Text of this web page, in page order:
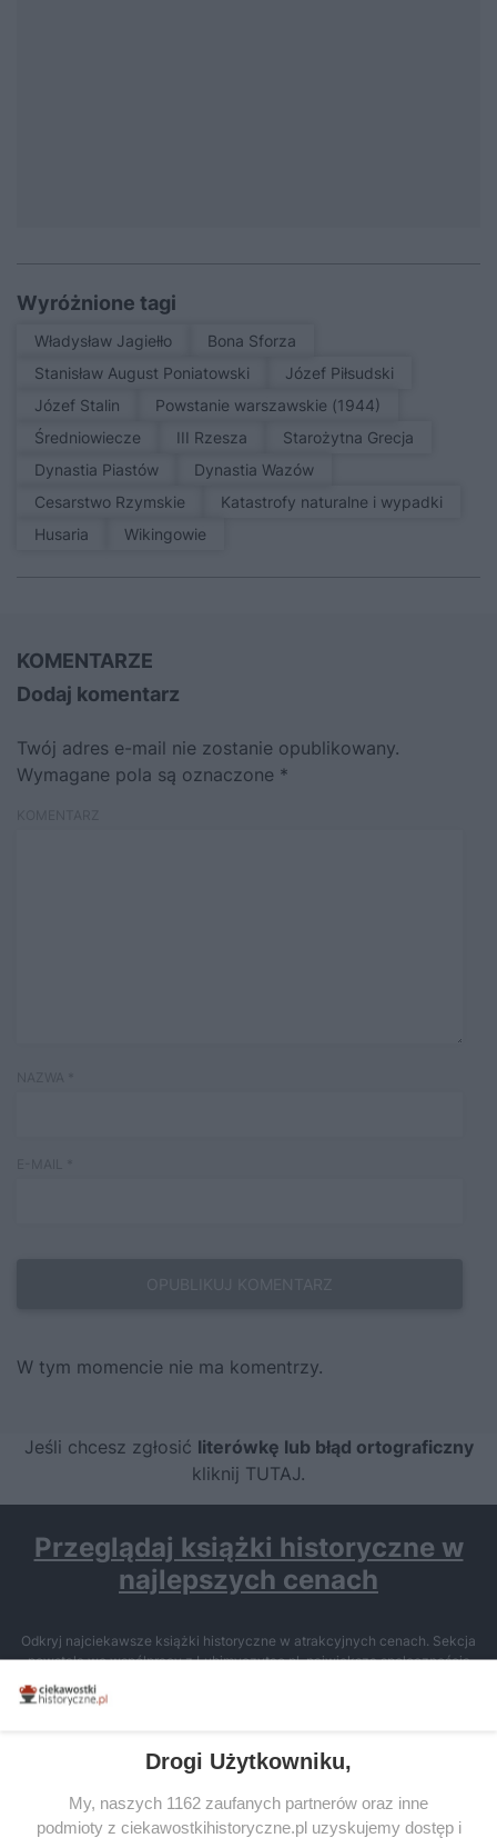
Wyróżnione tagi
Władysław Jagiełło
Bona Sforza
Stanisław August Poniatowski
Józef Piłsudski
Józef Stalin
Powstanie warszawskie (1944)
średniowiecze
III Rzesza
Starożytna Grecja
Dynastia Piastów
Dynastia Wazów
Cesarstwo Rzymskie
Katastrofy naturalne i wypadki
Husaria
Wikingowie
KOMENTARZE
Dodaj komentarz
Twój adres e-mail nie zostanie opublikowany.
Wymagane pola są oznaczone *
W tym momencie nie ma komentrzy.
Jeśli chcesz zgłosić literówkę lub błąd ortograficzny
kliknij TUTAJ.
Przeglądaj książki historyczne w
najlepszych cenach
Odkryj najciekawsze książki historyczne w atrakcyjnych cenach. Sekcja
powstała we współpracy z Lubimyczytac.pl, największą społecznością
miłośników literatury w Polsce – dzięki temu możesz wybierać spośród
tytułów najwyżej ocenianych przez czytelników.
SERWIS
Drogi Użytkowniku,
My, naszych 1162 zaufanych partnerów oraz inne
podmioty z ciekawostkihistoryczne.pl uzyskujemy dostęp i